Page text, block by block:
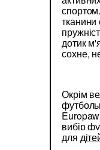
тканини
дотик
сохне,
Окрім
вибір
для